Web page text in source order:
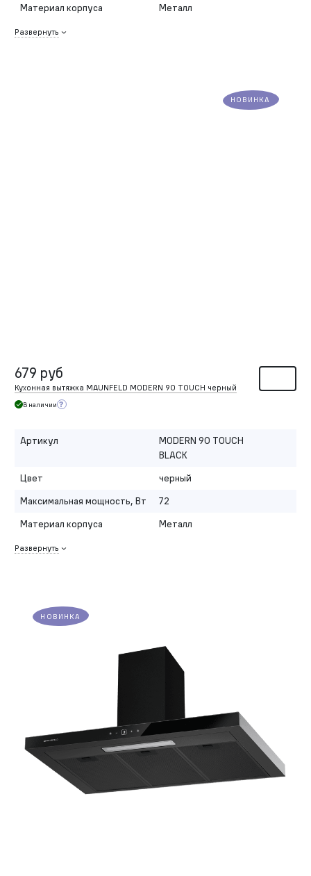
Материал корпуса
Металл
Развернуть
НОВИНКА
679 руб
Кухонная вытяжка MAUNFELD MODERN 90 TOUCH черный
В наличии
Артикул
MODERN 90 TOUCH
BLACK
Цвет
черный
Максимальная мощность, Вт
72
Материал корпуса
Металл
Развернуть
НОВИНКА